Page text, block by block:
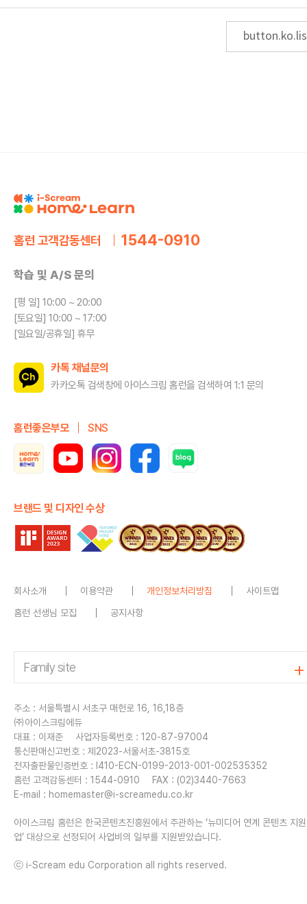
홈런 고객감동센터
학습 및 A/S 문의
[평 일] 10:00 ~ 20:00
[토요일] 10:00 ~ 17:00
[일요일/공휴일] 휴무
1544-0910
카톡 채널문의
카카오톡 검색창에 아이스크림 홈런을 검색하여 1:1 문의
홈런좋은부모 SNS
브랜드 및 디자인 수상
회사소개 이용약관 개인정보처리방침
사이트맵
홈런 선생님 모집
공지사항
주소 : 서울특별시 서초구 매헌로 16, 16,18층
㈜아이스크림에듀
대표 : 이재준
사업자등록번호 : 120-87-97004
통신판매신고번호 : 제2023-서울서초-3815호
전자출판물인증번호 : I410-ECN-0199-2013-001-002535352
홈런 고객감동센터 : 1544-0910
FAX : (02)3440-7663
E-mail : homemaster@i-screamedu.co.kr
아이스크림 홈런은 한국콘텐츠진흥원에서 주관하는 ‘뉴미디어 연계 콘텐츠 지
업’ 대상으로 선정되어 사업비의 일부를 지원받았습니다.
ⓒ i-Scream edu Corporation all rights reserved.